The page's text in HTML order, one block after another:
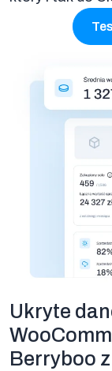
Ukryte
Berryboo